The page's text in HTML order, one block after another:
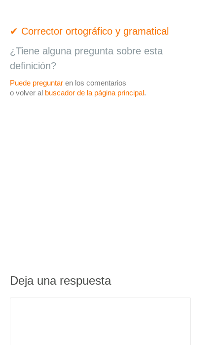
✔ Corrector ortográfico y gramatical
¿Tiene alguna pregunta sobre esta
definición?
Puede preguntar en los comentarios
o volver al buscador de la página principal.
Deja una respuesta